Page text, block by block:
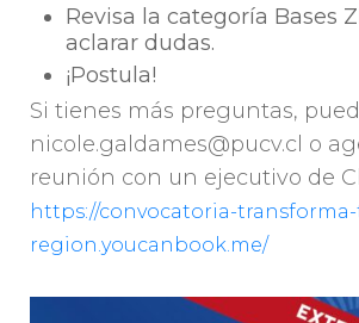
Revisa la categoría Bases
aclarar dudas.
¡Postula!
Si tienes más preguntas,
nicole.galdames@pucv.cl o
reunión con un ejecutivo de
https://convocatoria-
region.youcanbook.me/